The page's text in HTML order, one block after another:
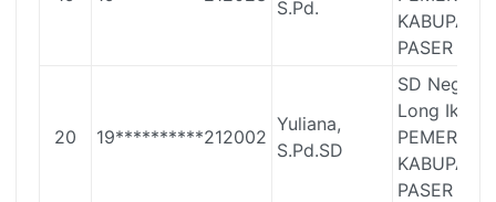
S.Pd.
PASER
20 19**********212002
Yuliana,
S.Pd.SD
SD Negeri
Long Ikis
PASER